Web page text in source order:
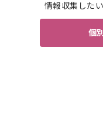
情報収集した
個